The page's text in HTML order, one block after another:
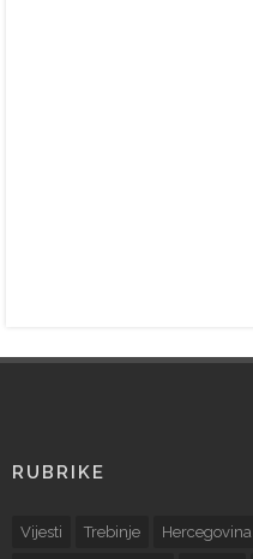
RUBRIKE
Vijesti Trebinje Hercegovina